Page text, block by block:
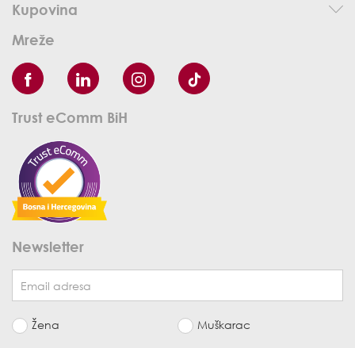
Kupovina
Mreže
Trust eComm BiH
Newsletter
Žena Muškarac